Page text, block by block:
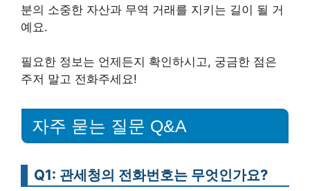
분의 소중한 자산과 무역 거래를 지키는 길이 될 거
예요.
필요한 정보는 언제든지 확인하시고, 궁금한 점은
주저 말고 전화주세요!
자주 묻는 질문 Q&A
Q1: 관세청의 전화번호는 무엇인가요?